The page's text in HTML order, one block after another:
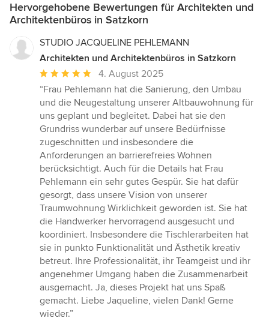
Hervorgehobene Bewertungen für Architekten und
Architektenbüros in Satzkorn
STUDIO JACQUELINE PEHLEMANN
Architekten und Architektenbüros in Satzkorn
Durchschnittliche
Bewertung:
5
von
5
Sternen
4. August 2025
“Frau Pehlemann hat die Sanierung, den Umbau
und die Neugestaltung unserer Altbauwohnung für
uns geplant und begleitet. Dabei hat sie den
Grundriss wunderbar auf unsere Bedürfnisse
zugeschnitten und insbesondere die
Anforderungen an barrierefreies Wohnen
berücksichtigt. Auch für die Details hat Frau
Pehlemann ein sehr gutes Gespür. Sie hat dafür
gesorgt, dass unsere Vision von unserer
Traumwohnung Wirklichkeit geworden ist. Sie hat
die Handwerker hervorragend ausgesucht und
koordiniert. Insbesondere die Tischlerarbeiten hat
sie in punkto Funktionalität und Ästhetik kreativ
betreut. Ihre Professionalität, ihr Teamgeist und ihr
angenehmer Umgang haben die Zusammenarbeit
ausgemacht. Ja, dieses Projekt hat uns Spaß
gemacht. Liebe Jaqueline, vielen Dank! Gerne
wieder.”